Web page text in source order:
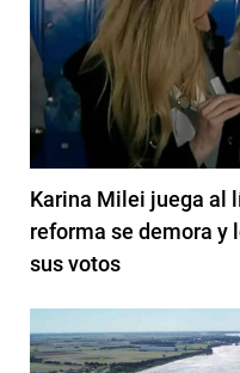
Karina Milei juega al
reforma se demora y
sus votos